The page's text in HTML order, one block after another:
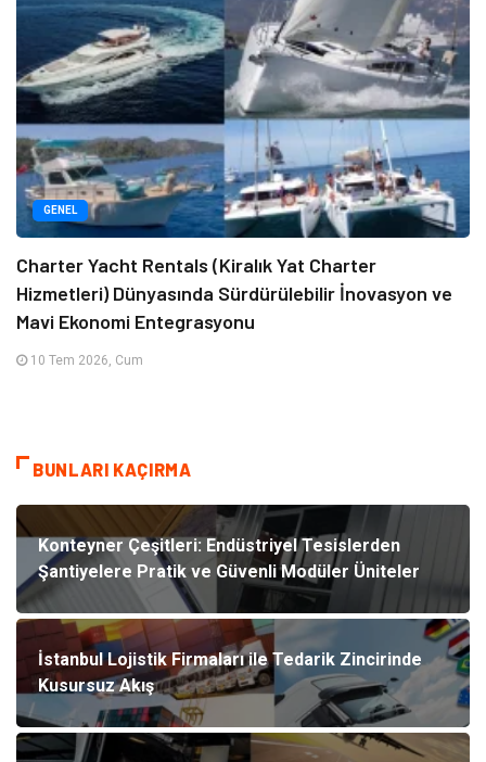
GENEL
Charter Yacht Rentals (Kiralık Yat Charter
Hizmetleri) Dünyasında Sürdürülebilir İnovasyon ve
Mavi Ekonomi Entegrasyonu
10 Tem 2026, Cum
BUNLARI KAÇIRMA
Konteyner Çeşitleri: Endüstriyel Tesislerden
Şantiyelere Pratik ve Güvenli Modüler Üniteler
İstanbul Lojistik Firmaları ile Tedarik Zincirinde
Kusursuz Akış